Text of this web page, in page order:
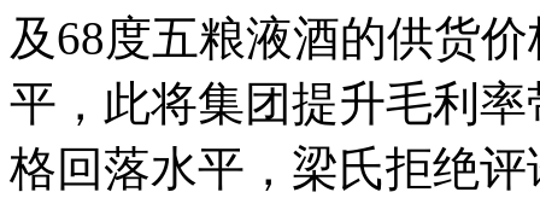
及68度五粮液酒的供货
平，此将集团提升毛利
格回落水平，梁氏拒绝